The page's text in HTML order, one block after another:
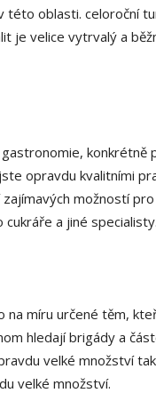
oblasti. celoroční
je velice vytrvalý a
konkrétně
opravdu kvalitními
možností
cukráře a jiné specialisty.
na míru určené těm,
hledají brigády a
velké množství
velké množství.